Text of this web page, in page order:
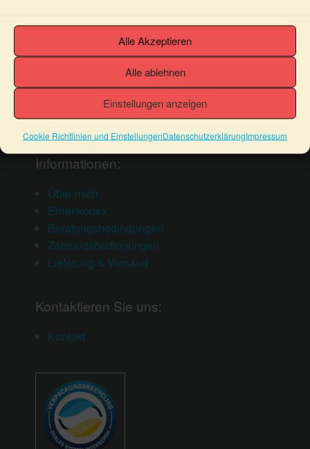
Alle Akzeptieren
Alle ablehnen
Einstellungen anzeigen
Cookie Richtlinien und EinstellungenDatenschutzerklärungImpressum
Produktseite
gewählt
werden
werden
Datenschutzerklärung
Widerrufsbelehrung & Muster-
Widerrufsformular
Cookie Richtlinien und Einstellungen
Impressum
Informationen:
Über mich
Ehrenkodex
Beratungsbedingungen
Zahlungsbedingungen
Lieferung & Versand
Kontaktieren Sie uns:
Kontakt